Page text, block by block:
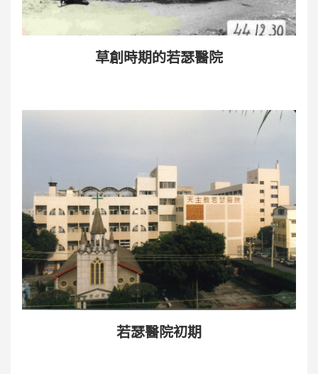
草創時期的若瑟醫院
若瑟醫院初期